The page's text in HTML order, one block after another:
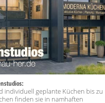
individuell geplante Küchen bis zu
finden sie in namhaften